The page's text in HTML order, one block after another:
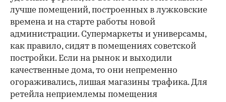
лучше помещений, построенных в лужковские
времена и на старте работы новой
администрации. Супермаркеты и универсамы,
как правило, сидят в помещениях советской
постройки. Если на рынок и выходили
качественные дома, то они непременно
огораживались, лишая магазины трафика. Для
ретейла неприемлемы помещения